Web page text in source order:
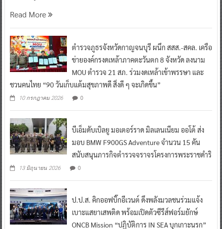
Read More
ตำรวจภูธรจังหวัดกาญจนบุรี ผนึก สสส.-สคล. เครือ
ข่ายองค์กรงดเหล้าภาคตะวันตก 8 จังหวัด ลงนาม
MOU ตำรวจ 21 สภ. ร่วมงดเหล้าเข้าพรรษา และ
ชวนคนไทย “90 วันเก็บแต้มสุขภาพดี สิ่งดี ๆ จะเกิดขึ้น”
10 กรกฎาคม 2026 0
บีเอ็มดับเบิลยู มอเตอร์ราด มิลเลนเนียม ออโต้ ส่ง
มอบ BMW F900GS Adventure จำนวน 15 คัน
สนับสนุนภารกิจตำรวจจราจรโครงการพระราชดำริ
13 มิถุนายน 2026 0
ป.ป.ส. คิกออฟบิ๊กอีเวนต์ ดึงพลังมวลชนร่วมแจ้ง
เบาะแสยาเสพติด พร้อมเปิดตัวซีรีส์ฟอร์มยักษ์
ONCB Mission “ปฏิบัติการ IN SEA บุกเกาะนรก”